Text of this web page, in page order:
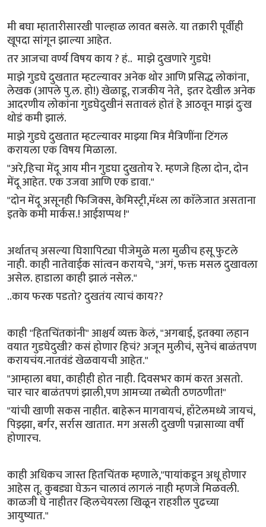
मी बघा म्हातारीसारखी पाल्हाळ लावत बसले. या तक्रारी पूर्वीही
खूपदा सांगून झाल्या आहेत.
तर आजचा वर्ण्य विषय काय ? हं.. माझे दुखणारे गुडघे!
माझे गुडघे दुखतात म्हटल्यावर अनेक थोर आणि प्रसिद्ध लोकांना,
लेखक (आपले पु.ल. हो!) खेळाडू, राजकीय नेते, इतर देखील अनेक
आदरणीय लोकांना गुडघेदुखीनं सतावलं होतं हे आठवून माझं दुःख
थोडं कमी झालं.
माझे गुडघे दुखतात म्हटल्यावर माझ्या मित्र मैत्रिणींना टिंगल
करायला एक विषय मिळाला.
"अरे,हिचा मेंदू आय मीन गुडघा दुखतोय रे. म्हणजे हिला दोन, दोन
मेंदू आहेत. एक उजवा आणि एक डावा."
"दोन मेंदू असूनही फिजिक्स, केमिस्ट्री,मॅथ्स ला काॅलेजात असताना
इतके कमी मार्कस.! आईशप्पथ !"
अर्थातच् असल्या घिशापिट्या पीजेमुळे मला मुळीच हसू फुटले
नाही. काही नातेवाईक सांत्वन करायचे, "अगं, फक्त मसल दुखावला
असेल. हाडाला काही झालं नसेल."
..काय फरक पडतो? दुखतंय त्याचं काय??
काही "हितचिंतकांनी" आश्चर्य व्यक्त केलं, "अगबाई, इतक्या लहान
वयात गुडघेदुखी? कसं होणार हिचं? अजून मुलीचं, सुनेचं बाळंतपण
करायचंय.नातवंडं खेळवायची आहेत."
"आम्हाला बघा, काहीही होत नाही. दिवसभर कामं करत असतो.
चार चार बाळंतपणं झाली,पण आमच्या तब्येती ठणठणीत!"
"यांची खाणी सकस नाहीत. बाहेरून मागवायचं, हाँटेलमध्ये जायचं,
पिझ्झा, बर्गर, सर्रास खातात. मग असली दुखणी पन्नासाव्या वर्षी
होणारच.
काही अधिकच जास्त हितचिंतक म्हणाले,"पायांकडून अधू होणार
आहेस तू. कुबड्या घेऊन चालावं लागलं नाही म्हणजे मिळवली.
काळजी घे नाहीतर व्हिलचेयरला खिळून राहशील पुढच्या
आयुष्यात."